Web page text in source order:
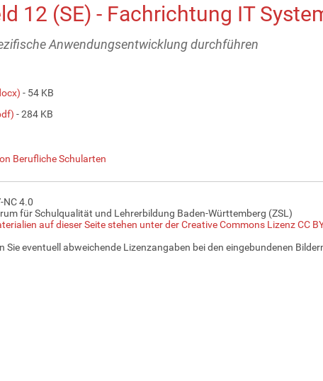
12 (SE) - Fachrichtung IT
Anwendungsentwicklung durchführen
- 54 KB
- 284 KB
Berufliche Schularten
NC 4.0
für Schulqualität und Lehrerbildung Baden-Württemberg (ZSL)
auf dieser Seite stehen unter der Creative Commons Lizenz CC
Sie eventuell abweichende Lizenzangaben bei den eingebundenen